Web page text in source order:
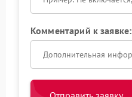
Комментарий к заявке: